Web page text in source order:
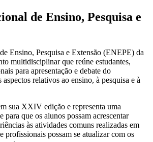
de Ensino, Pesquisa e
Ensino, Pesquisa e Extensão (ENEPE) da
multidisciplinar que reúne estudantes,
para apresentação e debate do
relativos ao ensino, à pesquisa e à
sua XXIV edição e representa uma
para que os alunos possam acrescentar
às atividades comuns realizadas em
profissionais possam se atualizar com os